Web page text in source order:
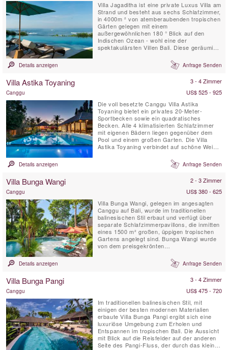
Villa Jagaditha ist eine private Luxus Villa am
Strand und besteht aus sechs Schlafzimmer,
in 4000m ² von atemberaubenden tropischen
Gärten gelegen mit einem
außergewöhnlichen 180 ° Blick auf den
Indischen Ozean - wohl eine der
spektakulärsten Villen Bali. Diese geräumige
und Tagungen konzipiert. Egal, ob Sie 2 oder
12 in der Gruppe sind, wird sich unser
Details anzeigen Anfrage Senden
Villa Astika Toyaning 3 - 4 Zimmer
Canggu
US$ 525 - 925
Die voll besetzte Canggu Villa Astika
Toyaning bietet ein privates 20-Meter-
Sportbecken sowie ein quadratisches
Becken. Alle 4 klimatisierten Schlafzimmer
mit eigenen Bädern liegen gegenüber dem
Pool und einem großen Garten. Die Villa
Astika Toyaning verbindet auf schöne Weise
modernem Design und bietet den perfekten
Rückzugsort für große Familien oder eine
Autominuten von Balis beliebtem Echo ...
Details anzeigen Anfrage Senden
Villa Bunga Wangi 2 - 3 Zimmer
Canggu
US$ 380 - 625
Villa Bunga Wangi, gelegen im angesagten
Canggu auf Bali, wurde im traditionellen
balinesischen Stil erbaut und verfügt über
separate Schlafzimmerpavillons, die inmitten
eines 1500 m² großen, üppigen tropischen
Gartens angelegt sind. Bunga Wangi wurde
von dem preisgekrönten
entworfen. Die Villa bietet drei individuelle
Schlafzimmerpavillons mit eigenen
einen zusätzlichen TV-Loungebereich mit
Details anzeigen Anfrage Senden
Villa Bunga Pangi 3 - 4 Zimmer
Canggu
US$ 475 - 720
Im traditionellen balinesischen Stil, mit
einigen der besten modernen Materialien
erbaute Villa Bunga Pangi ergibt sich eine
luxuriöse Umgebung zum Erholen und
Entspannen im tropischen Bali. Die Aussicht
mit Blick auf die Reisfelder auf der anderen
Seite des Pangi-Fluss, der durch das kleine